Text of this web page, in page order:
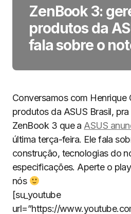
ZenBook 3:
produtos da
fala sobre o
Conversamos com Henrique
produtos da ASUS Brasil,
ZenBook 3 que a ASUS
última terça-feira. Ele fala
construção, tecnologias do
especificações. Aperte o
nós
[su_youtube
url=”https://